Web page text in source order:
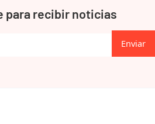
para recibir noticias
Enviar